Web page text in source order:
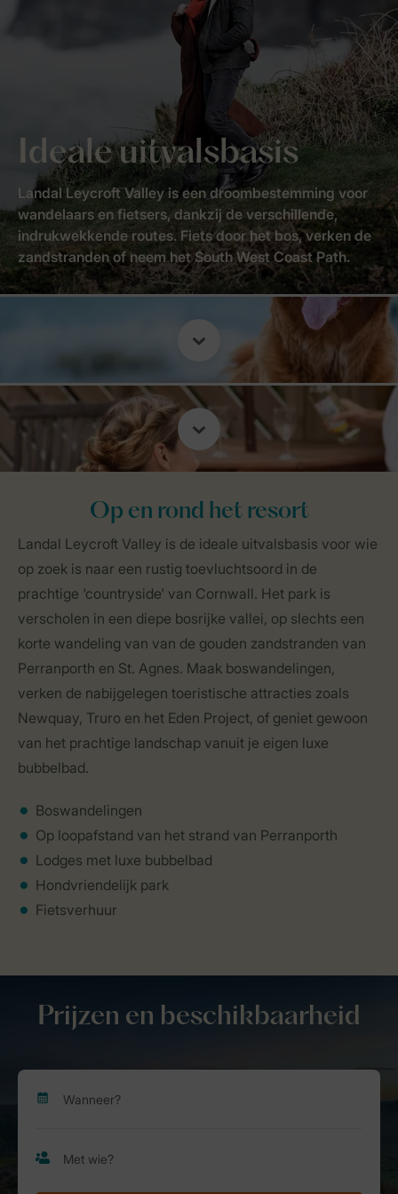
Ideale uitvalsbasis
Landal Leycroft Valley is een droombestemming voor
wandelaars en fietsers, dankzij de verschillende,
indrukwekkende routes. Fiets door het bos, verken de
zandstranden of neem het South West Coast Path.
Op en rond het resort
Landal Leycroft Valley is de ideale uitvalsbasis voor wie
op zoek is naar een rustig toevluchtsoord in de
prachtige 'countryside' van Cornwall. Het park is
verscholen in een diepe bosrijke vallei, op slechts een
korte wandeling van van de gouden zandstranden van
Perranporth en St. Agnes. Maak boswandelingen,
verken de nabijgelegen toeristische attracties zoals
Newquay, Truro en het Eden Project, of geniet gewoon
van het prachtige landschap vanuit je eigen luxe
bubbelbad.
Boswandelingen
Op loopafstand van het strand van Perranporth
Lodges met luxe bubbelbad
Hondvriendelijk park
Fietsverhuur
Prijzen en beschikbaarheid